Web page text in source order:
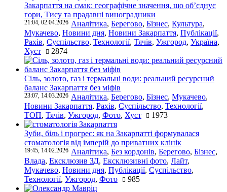
Закарпаття на смак: географічне значення, що об’єднує
гори, Тису та прадавні виноградники
21:04, 02.04.2026 Аналітика, Берегово, Бізнес, Культура,
Мукачево, Новини дня, Новини Закарпаття, Публікації,
Рахів, Суспільство, Технології, Тячів, Ужгород, Україна,
Хуст
2874
Сіль, золото, газ і термальні води: реальний ресурсний
баланс Закарпаття без міфів
23:07, 14.03.2026 Аналітика, Берегово, Бізнес, Мукачево,
Новини Закарпаття, Рахів, Суспільство, Технології,
ТОП, Тячів, Ужгород, Фото, Хуст 1973
Зуби, біль і прогрес: як на Закарпатті формувалася
стоматологія від імперій до приватних клінік
19:45, 14.02.2026 Аналітика, Без кордонів, Берегово, Бізнес,
Влада, Ексклюзив ЗД, Ексклюзивні фото, Лайт,
Мукачево, Новини дня, Публікації, Суспільство,
Технології, Ужгород, Фото 985